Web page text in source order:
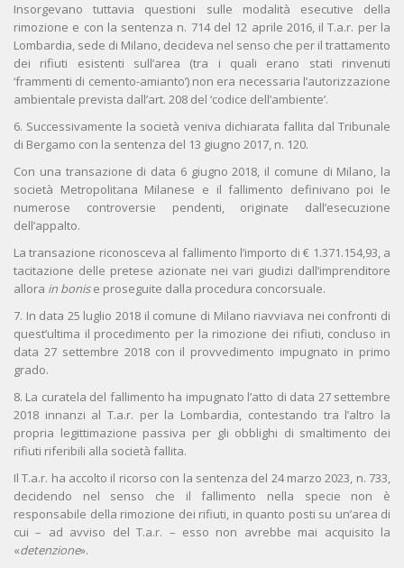
Insorgevano tuttavia questioni sulle modalità esecutive della
rimozione e con la sentenza n. 714 del 12 aprile 2016, il T.a.r. per la
Lombardia, sede di Milano, decideva nel senso che per il trattamento
dei rifiuti esistenti sull’area (tra i quali erano stati rinvenuti
‘frammenti di cemento-amianto’) non era necessaria l’autorizzazione
ambientale prevista dall’art. 208 del ‘codice dell’ambiente’.
6. Successivamente la società veniva dichiarata fallita dal Tribunale
di Bergamo con la sentenza del 13 giugno 2017, n. 120.
Con una transazione di data 6 giugno 2018, il comune di Milano, la
società Metropolitana Milanese e il fallimento definivano poi le
numerose controversie pendenti, originate dall’esecuzione
dell’appalto.
La transazione riconosceva al fallimento l’importo di € 1.371.154,93, a
tacitazione delle pretese azionate nei vari giudizi dall’imprenditore
allora in bonise proseguite dalla procedura concorsuale.
7. In data 25 luglio 2018 il comune di Milano riavviava nei confronti di
quest’ultima il procedimento per la rimozione dei rifiuti, concluso in
data 27 settembre 2018 con il provvedimento impugnato in primo
grado.
8. La curatela del fallimento ha impugnato l’atto di data 27 settembre
2018 innanzi al T.a.r. per la Lombardia, contestando tra l’altro la
propria legittimazione passiva per gli obblighi di smaltimento dei
rifiuti riferibili alla società fallita.
Il T.a.r. ha accolto il ricorso con la sentenza del 24 marzo 2023, n. 733,
decidendo nel senso che il fallimento nella specie non è
responsabile della rimozione dei rifiuti, in quanto posti su un’area di
cui – ad avviso del T.a.r. – esso non avrebbe mai acquisito la
«detenzione».